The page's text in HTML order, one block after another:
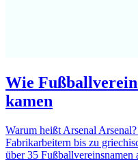
Wie
kamen
Warum heißt Arsenal
Fabrikarbeitern bis zu
über 35 Fußballvereinsnamen